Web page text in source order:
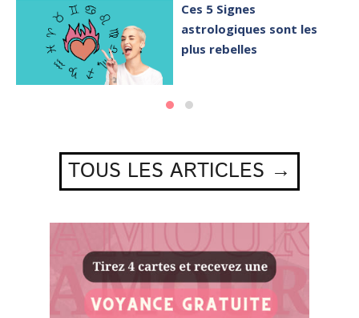
Ces 5 Signes
astrologiques sont les
plus rebelles
TOUS LES ARTICLES →